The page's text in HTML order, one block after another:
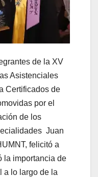
de la XV
Asistenciales
Certificados de
por el
de los
Juan
felicitó a
la importancia de
a lo largo de la